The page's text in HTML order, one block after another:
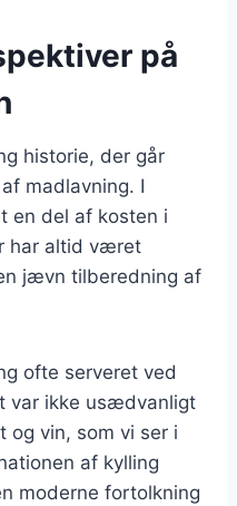
på
historie, der går
madlavning. I
en del af kosten i
har altid været
jævn tilberedning af
ofte serveret ved
var ikke usædvanligt
og vin, som vi ser i
af kylling
moderne fortolkning